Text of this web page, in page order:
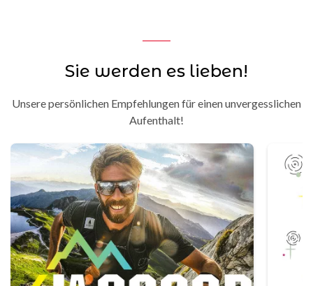
Sie werden es lieben!
Unsere persönlichen Empfehlungen für einen unvergesslichen
Aufenthalt!